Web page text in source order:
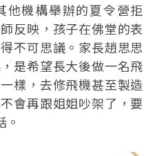
他機構舉辦的夏令營拒
反映，孩子在佛堂的表
不可思議。家長趙思思
是希望長大後做一名飛
樣，去修飛機甚至製造
會再跟姐姐吵架了，要